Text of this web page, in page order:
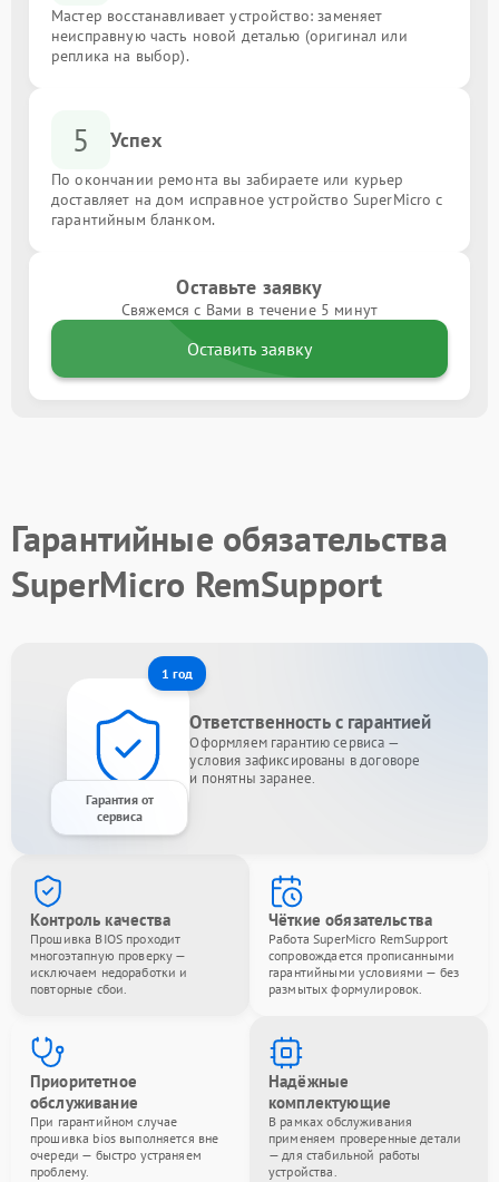
Мастер восстанавливает устройство: заменяет
неисправную часть новой деталью (оригинал или
реплика на выбор).
5 Успех
По окончании ремонта вы забираете или курьер
доставляет на дом исправное устройство SuperMicro с
гарантийным бланком.
Оставьте заявку
Свяжемся с Вами в течение 5 минут
Оставить заявку
Гарантийные обязательства
SuperMicro RemSupport
1 год
Гарантия от
сервиса
Ответственность с гарантией
Оформляем гарантию сервиса —
условия зафиксированы в договоре
и понятны заранее.
Контроль качества
Прошивка BIOS проходит
многоэтапную проверку —
исключаем недоработки и
повторные сбои.
Чёткие обязательства
Работа SuperMicro RemSupport
сопровождается прописанными
гарантийными условиями — без
размытых формулировок.
Приоритетное
обслуживание
При гарантийном случае
прошивка bios выполняется вне
очереди — быстро устраняем
проблему.
Надёжные
комплектующие
В рамках обслуживания
применяем проверенные детали
— для стабильной работы
устройства.